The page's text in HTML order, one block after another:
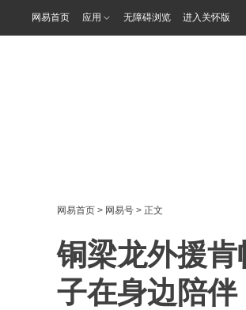
网易首页 应用 无障碍浏览 进入关怀版
网易首页 > 网易号 > 正文
铜梁龙外援
子在身边陪伴